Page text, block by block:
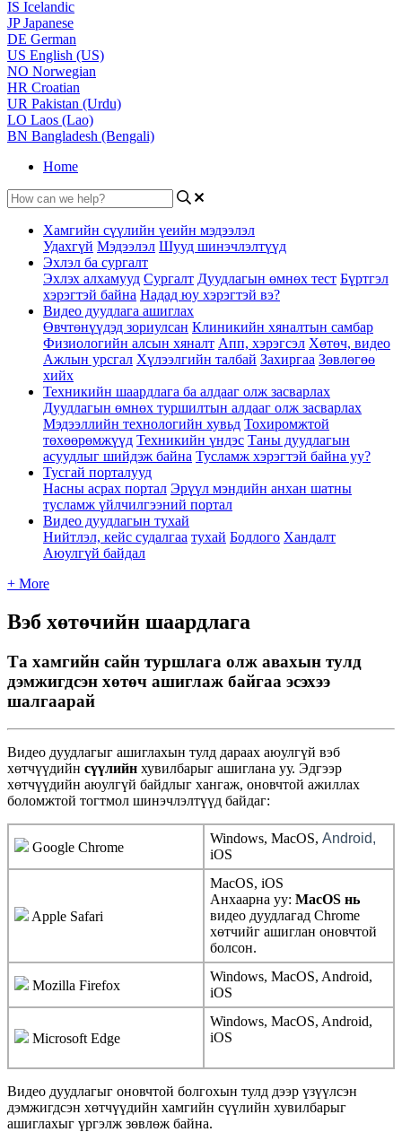
IS Icelandic
JPJapanese
DE German
US English (US)
NO Norwegian
HR Croatian
UR Pakistan (Urdu)
LO Laos (Lao)
BN Bangladesh (Bengali)
Home
Хамгийн сүүлийн үеийн мэдээлэл
Удахгүй Мэдээлэл Шууд шинэчлэлтүүд
Эхлэл ба сургалт
Эхлэх алхамууд Сургалт Дуудлагын өмнөх тест Бүртгэл
хэрэгтэй байна Надад юу хэрэгтэй вэ?
Видео дуудлага ашиглах
Өвчтөнүүдэд зориулсан Клиникийн хяналтын самбар
Физиологийн алсын хяналт Апп, хэрэгсэл Хөтөч, видео
Ажлын урсгал Хүлээлгийн талбай Захиргаа Зөвлөгөө
хийх
Техникийн шаардлага ба алдааг олж засварлах
Дуудлагын өмнөх туршилтын алдааг олж засварлах
Мэдээллийн технологийн хувьд Тохиромжтой
төхөөрөмжүүд Техникийн үндэс Таны дуудлагын
асуудлыг шийдэж байна Тусламж хэрэгтэй байна уу?
Тусгай порталууд
Насны асрах портал Эрүүл мэндийн анхан шатны
тусламж үйлчилгээний портал
Видео дуудлагын тухай
Нийтлэл, кейс судалгаа тухай Бодлого Хандалт
Аюулгүй байдал
+ More
Вэб хөтөчийн шаардлага
Та хамгийн сайн туршлага олж авахын тулд
дэмжигдсэн хөтөч ашиглаж байгаа эсэхээ
шалгаарай
Видео дуудлагыг ашиглахын тулд дараах аюулгүй вэб
хөтчүүдийн сүүлийн хувилбарыг ашиглана уу. Эдгээр
хөтчүүдийн аюулгүй байдлыг хангаж, оновчтой ажиллах
боломжтой тогтмол шинэчлэлтүүд байдаг:
Google Chrome
Windows, MacOS, Android,
iOS
Apple Safari
MacOS, iOS
Анхаарна уу: MacOS нь
видео дуудлагад Chrome
хөтчийг ашиглан оновчтой
болсон.
Mozilla Firefox
Windows, MacOS, Android,
iOS
Microsoft Edge
Windows, MacOS, Android,
iOS
Видео дуудлагыг оновчтой болгохын тулд дээр үзүүлсэн
дэмжигдсэн хөтчүүдийн хамгийн сүүлийн хувилбарыг
ашиглахыг үргэлж зөвлөж байна.